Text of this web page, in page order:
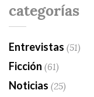
categorías
Entrevistas (51)
Ficción (61)
Noticias (25)